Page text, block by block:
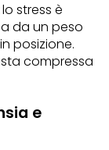
stress è
da un peso
posizione.
compressa
e